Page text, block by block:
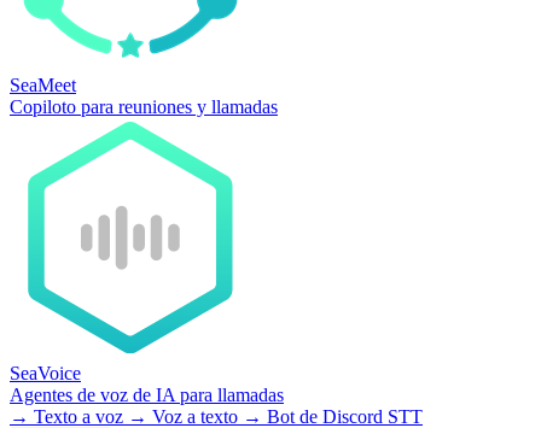
SeaMeet
Copiloto para reuniones y llamadas
SeaVoice
Agentes de voz de IA para llamadas
→ Texto a voz → Voz a texto → Bot de Discord STT